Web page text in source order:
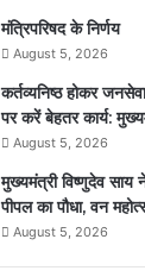
मंत्रिपरिषद के निर्णय
August 5, 2026
कर्तव्यनिष्ठ होकर
पर करें बेहतर कार्य:
August 5, 2026
मुख्यमंत्री विष्णुदेव साय
पीपल का पौधा, वन
August 5, 2026